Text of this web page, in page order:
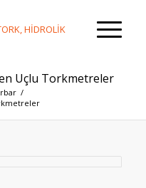
Uçlu Torkmetreler
/